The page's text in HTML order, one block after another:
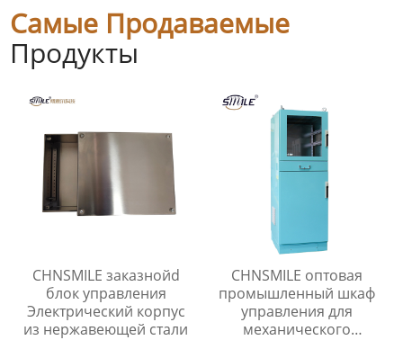
Самые Продаваемые
Продукты
CHNSMILE заказнойd
блок управления
Электрический корпус
из нержавеющей стали
CHNSMILE оптовая
промышленный шкаф
управления для
механического